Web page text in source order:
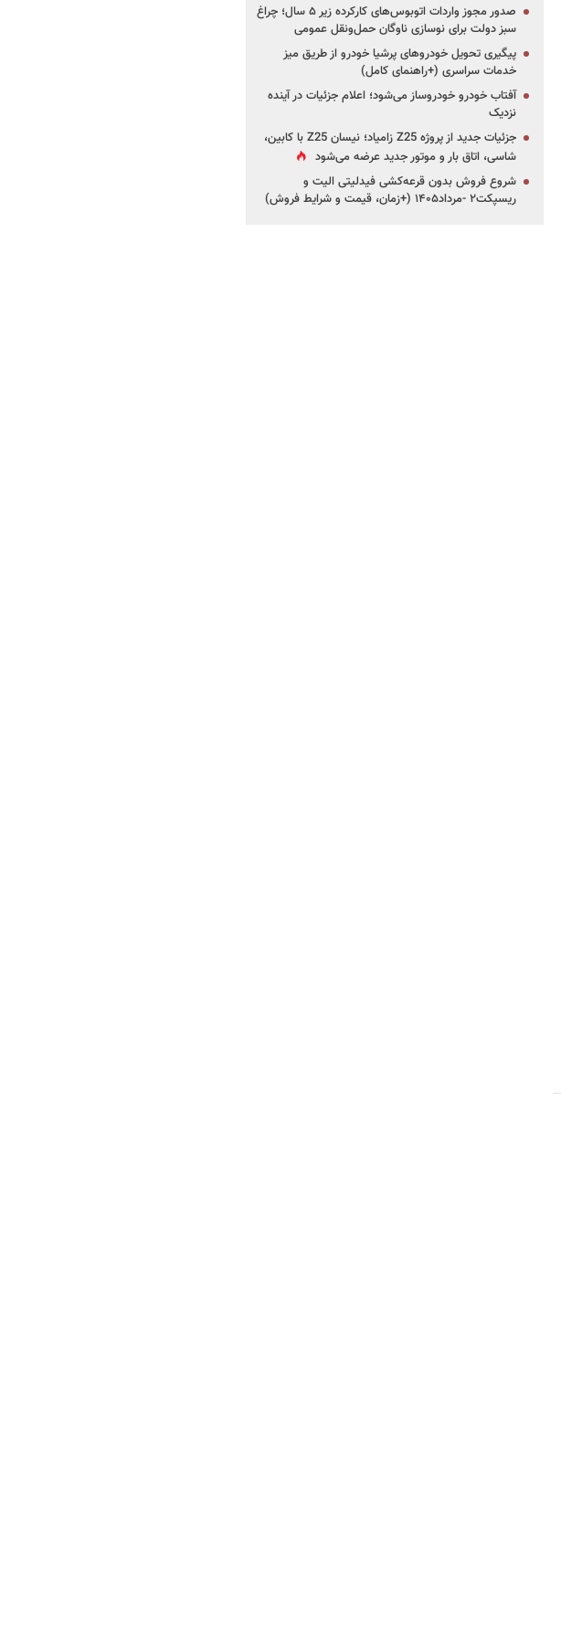
صدور مجوز واردات اتوبوس‌های کارکرده زیر ۵ سال؛ چراغ
سبز دولت برای نوسازی ناوگان حمل‌ونقل عمومی
پیگیری تحویل خودروهای پرشیا خودرو از طریق میز
خدمات سراسری (+راهنمای کامل)
آفتاب خودرو خودروساز می‌شود؛ اعلام جزئیات در آینده
نزدیک
جزئیات جدید از پروژه Z25 زامیاد؛ نیسان Z25 با کابین،
شاسی، اتاق بار و موتور جدید عرضه می‌شود
شروع فروش بدون قرعه‌کشی فیدلیتی الیت و
ریسپکت۲ -مرداد۱۴۰۵ (+زمان، قیمت و شرایط فروش)